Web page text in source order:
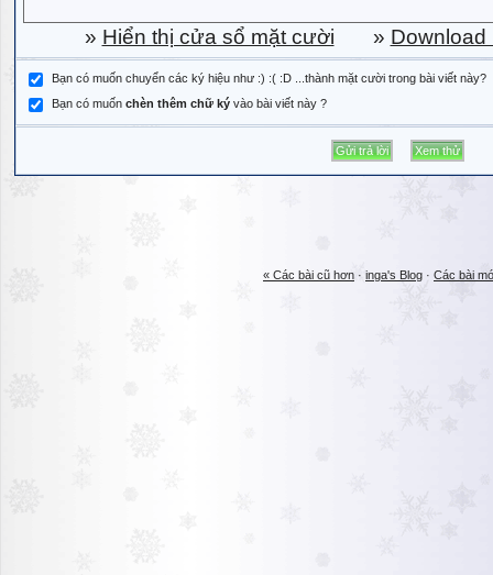
» Hiển thị cửa sổ mặt cười » Download
Bạn có muốn chuyển các ký hiệu như :) :( :D ...thành mặt cười trong bài viết này?
Bạn có muốn chèn thêm chữ ký vào bài viết này ?
« Các bài cũ hơn · inga's Blog · Các bài